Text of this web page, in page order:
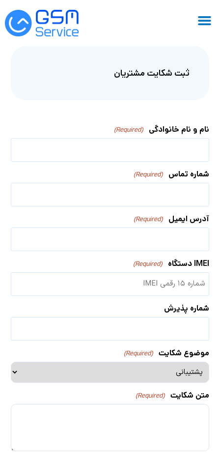
ثبت شکایت مشتریان
نام و نام خانوادگی (Required)
شماره تماس (Required)
آدرس ایمیل (Required)
IMEI دستگاه (Required)
شماره پذیرش
موضوع شکایت (Required)
متن شکایت (Required)